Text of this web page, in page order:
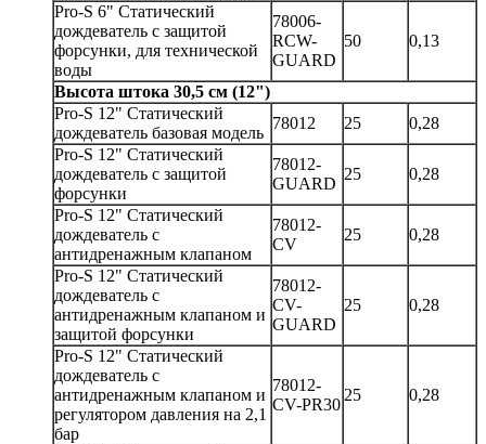
Pro-S 6" Статический
дождеватель с защитой
форсунки, для технической
воды
78006-
RCW-
GUARD
50 0,13
Высота штока 30,5 см (12")
Pro-S 12" Статический
дождеватель базовая модель
78012 25
0,28
Pro-S 12" Статический
дождеватель с защитой
форсунки
78012-
GUARD
25 0,28
Pro-S 12" Статический
дождеватель с
антидренажным клапаном
78012-
CV
25 0,28
Pro-S 12" Статический
дождеватель с
антидренажным клапаном и
защитой форсунки
78012-
CV-
GUARD
25 0,28
Pro-S 12" Статический
дождеватель с
антидренажным клапаном и
регулятором давления на 2,1
бар
78012-
CV-PR30
25 0,28